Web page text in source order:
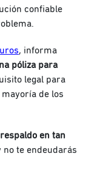
confiable
, informa
póliza para
legal para
de los
en tan
te endeudarás